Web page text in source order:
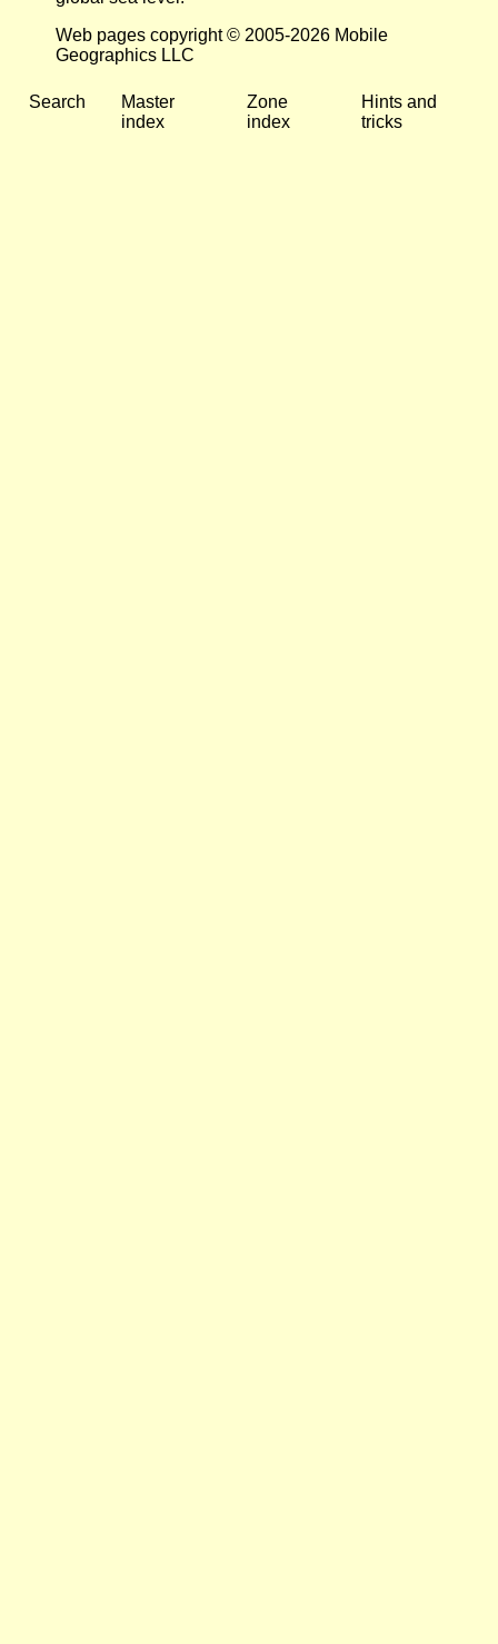
Web pages copyright © 2005-2026 Mobile
Geographics LLC
Search
Master
index
Zone
index
Hints and
tricks